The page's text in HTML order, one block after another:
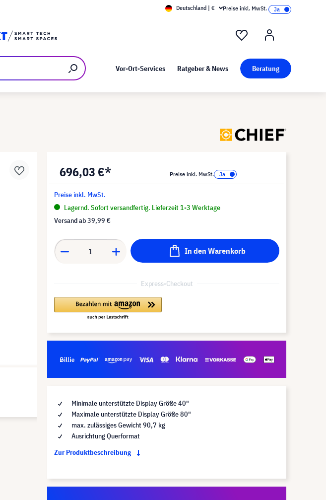
Kunst bei visunext
Deutschland | € Preise inkl. MwSt.
Vor-Ort-Services Ratgeber & News Beratung
696,03 €* Preise inkl. MwSt.
Preise inkl. MwSt.
Lagernd. Sofort versandfertig. Lieferzeit 1-3 Werktage
Versand ab39,99 €
In den Warenkorb
Express-Checkout
Minimale unterstützte Display Größe 40"
Maximale unterstützte Display Größe 80"
max. zulässiges Gewicht 90,7 kg
Ausrichtung Querformat
Zur Produktbeschreibung